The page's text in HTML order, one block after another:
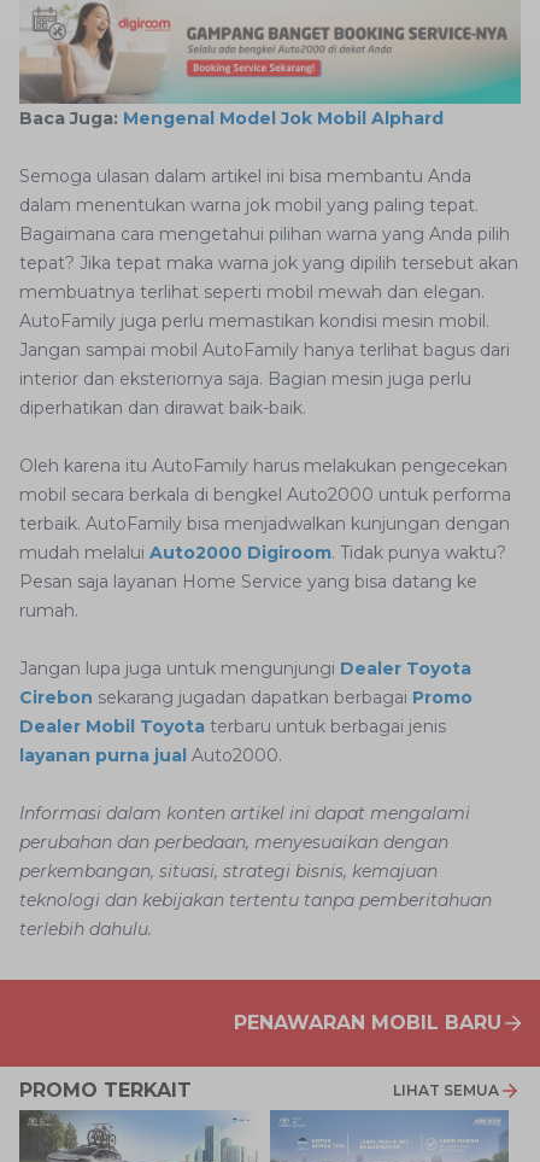
Baca Juga: Mengenal Model Jok Mobil Alphard
Semoga ulasan dalam artikel ini bisa membantu Anda
dalam menentukan warna jok mobil yang paling tepat.
Bagaimana cara mengetahui pilihan warna yang Anda pilih
tepat? Jika tepat maka warna jok yang dipilih tersebut akan
membuatnya terlihat seperti mobil mewah dan elegan.
AutoFamily juga perlu memastikan kondisi mesin mobil.
Jangan sampai mobil AutoFamily hanya terlihat bagus dari
interior dan eksteriornya saja. Bagian mesin juga perlu
diperhatikan dan dirawat baik-baik.
Oleh karena itu AutoFamily harus melakukan pengecekan
mobil secara berkala di bengkel Auto2000 untuk performa
terbaik. AutoFamily bisa menjadwalkan kunjungan dengan
mudah melalui Auto2000 Digiroom. Tidak punya waktu?
Pesan saja layanan Home Service yang bisa datang ke
rumah.
Jangan lupa juga untuk mengunjungi Dealer Toyota
Cirebon sekarang jugadan dapatkan berbagai Promo
Dealer Mobil Toyota terbaru untuk berbagai jenis
layanan purna jual Auto2000.
Informasi dalam konten artikel ini dapat mengalami
perubahan dan perbedaan, menyesuaikan dengan
perkembangan, situasi, strategi bisnis, kemajuan
teknologi dan kebijakan tertentu tanpa pemberitahuan
terlebih dahulu.
PENAWARAN MOBIL BARU
PROMO TERKAIT LIHAT SEMUA